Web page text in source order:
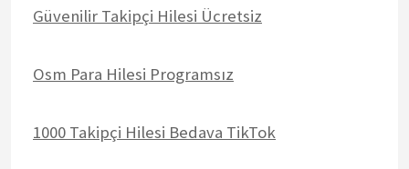
Güvenilir Takipçi Hilesi Ücretsiz
Osm Para Hilesi Programsız
1000 Takipçi Hilesi Bedava TikTok